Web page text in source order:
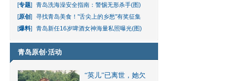
[专题]
青岛洗海澡安全指南：警惕无形杀手(图)
[原创]
寻找青岛美食！"舌尖上的乡愁"有奖征集
[爆料] 青岛新任16岁啤酒女神海量私照曝光(图)
青岛原创 ·活动
“英儿”已离世，她欠